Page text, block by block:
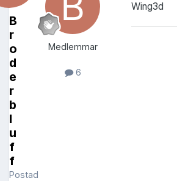
B
r
o
d
e
r
b
l
u
f
f
Postad
Medlemmar
6
Wing3d